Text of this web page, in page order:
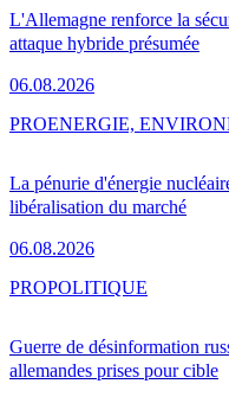
L'Allemagne renforce la
attaque hybride présumée
06.08.2026
La pénurie d'énergie
libéralisation du marché
06.08.2026
PROENERGIE,
Guerre de désinformation
allemandes prises pour cible
PROPOLITIQUE